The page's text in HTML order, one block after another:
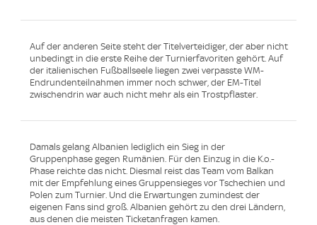
Auf der anderen Seite steht der Titelverteidiger, der aber nicht
unbedingt in die erste Reihe der Turnierfavoriten gehört. Auf
der italienischen Fußballseele liegen zwei verpasste WM-
Endrundenteilnahmen immer noch schwer, der EM-Titel
zwischendrin war auch nicht mehr als ein Trostpflaster.
Damals gelang Albanien lediglich ein Sieg in der
Gruppenphase gegen Rumänien. Für den Einzug in die K.o.-
Phase reichte das nicht. Diesmal reist das Team vom Balkan
mit der Empfehlung eines Gruppensieges vor Tschechien und
Polen zum Turnier. Und die Erwartungen zumindest der
eigenen Fans sind groß. Albanien gehört zu den drei Ländern,
aus denen die meisten Ticketanfragen kamen.